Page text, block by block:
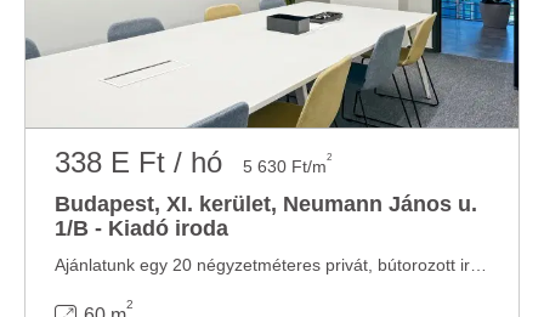
338 E Ft / hó 5 630 Ft/m2
Budapest, XI. kerület, Neumann János u.
1/B - Kiadó iroda
2